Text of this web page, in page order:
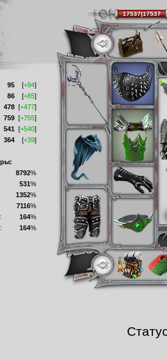
95 [+94]
86 [+85]
478 [+477]
759 [+755]
541 [+540]
364 [+39]
8792%
531%
1352%
7116%
164%
164%
17537|17537